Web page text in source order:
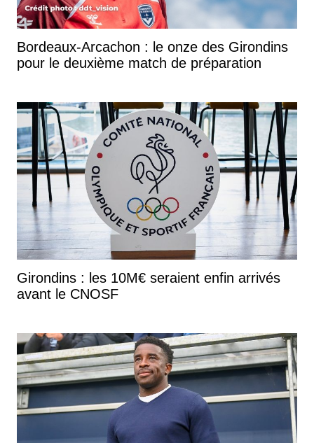
Bordeaux-Arcachon : le onze des Girondins
pour le deuxième match de préparation
Girondins : les 10M€ seraient enfin arrivés
avant le CNOSF